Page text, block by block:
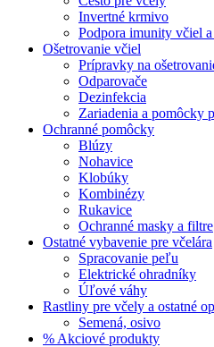
Invertné krmivo
Podpora imunity včiel
Ošetrovanie včiel
Prípravky na
Odparovače
Dezinfekcia
Zariadenia a pomôcky
Ochranné pomôcky
Blúzy
Nohavice
Klobúky
Kombinézy
Rukavice
Ochranné masky a filtre
Ostatné vybavenie pre včelára
Spracovanie peľu
Elektrické ohradníky
Úľové váhy
Rastliny pre včely a ostatné
Semená, osivo
% Akciové produkty